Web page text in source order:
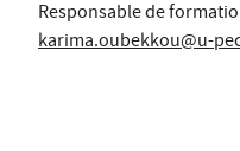
Responsable de
karima.oubekkou@u-